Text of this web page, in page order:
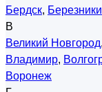
Бердск, Березники
В
Великий Новгород,
Владимир,
Воронеж